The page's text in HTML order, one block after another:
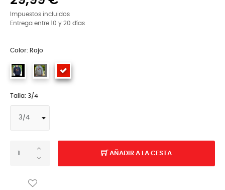
Impuestos incluidos
Entrega entre 10 y 20 días
Color: Rojo
Talla: 3/4
AÑADIR A LA CESTA